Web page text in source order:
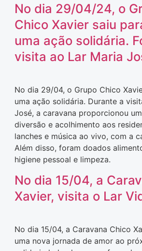
No dia 29/04/24, o
Chico Xavier saiu
uma ação solidária.
visita ao Lar Maria
No dia 29/04, o Grupo Chico
uma ação solidária. Durante a
José, a caravana proporcionou
diversão e acolhimento aos
lanches e música ao vivo, com a
Além disso, foram doados
higiene pessoal e limpeza.
No dia 15/04, a
Xavier, visita o Lar
No dia 15/04, a Caravana Chico
uma nova jornada de amor ao